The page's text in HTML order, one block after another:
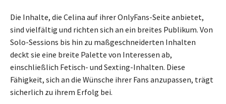
Die Inhalte, die Celina auf ihrer OnlyFans-Seite anbietet,
sind vielfältig und richten sich an ein breites Publikum. Von
Solo-Sessions bis hin zu maßgeschneiderten Inhalten
deckt sie eine breite Palette von Interessen ab,
einschließlich Fetisch- und Sexting-Inhalten. Diese
Fähigkeit, sich an die Wünsche ihrer Fans anzupassen, trägt
sicherlich zu ihrem Erfolg bei.